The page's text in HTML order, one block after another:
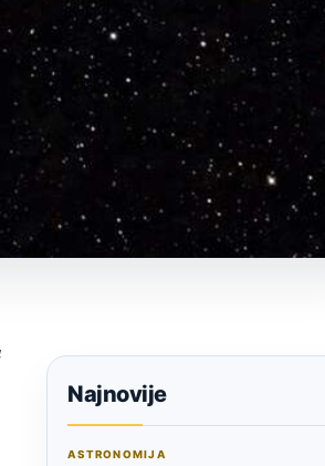
Najnovije
ASTRONOMIJA